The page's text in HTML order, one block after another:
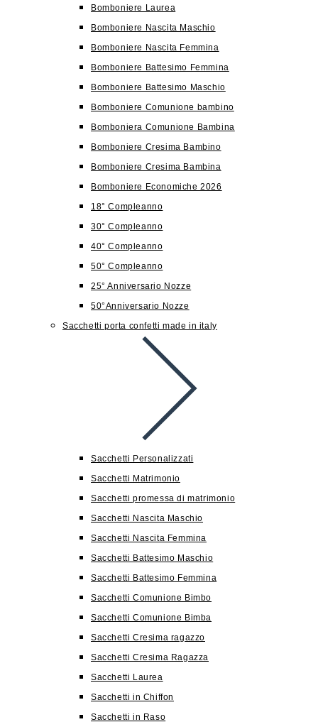
Bomboniere Laurea
Bomboniere Nascita Maschio
Bomboniere Nascita Femmina
Bomboniere Battesimo Femmina
Bomboniere Battesimo Maschio
Bomboniere Comunione bambino
Bomboniera Comunione Bambina
Bomboniere Cresima Bambino
Bomboniere Cresima Bambina
Bomboniere Economiche 2026
18° Compleanno
30° Compleanno
40° Compleanno
50° Compleanno
25° Anniversario Nozze
50°Anniversario Nozze
Sacchetti porta confetti made in italy
Sacchetti Personalizzati
Sacchetti Matrimonio
Sacchetti promessa di matrimonio
Sacchetti Nascita Maschio
Sacchetti Nascita Femmina
Sacchetti Battesimo Maschio
Sacchetti Battesimo Femmina
Sacchetti Comunione Bimbo
Sacchetti Comunione Bimba
Sacchetti Cresima ragazzo
Sacchetti Cresima Ragazza
Sacchetti Laurea
Sacchetti in Chiffon
Sacchetti in Raso